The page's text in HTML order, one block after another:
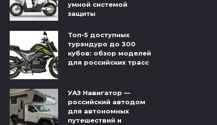
умной системой
защиты
Топ-5 доступных
турэндуро до 300
кубов: обзор моделей
для российских трасс
УАЗ Навигатор —
российский автодом
для автономных
путешествий и